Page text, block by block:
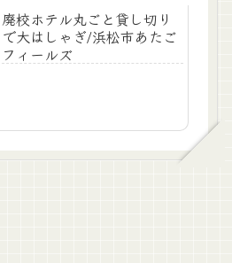
廃校ホテル丸ごと貸し切り
で大はしゃぎ/浜松市あたご
フィールズ